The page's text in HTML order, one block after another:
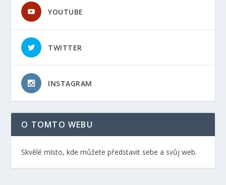
YOUTUBE
TWITTER
INSTAGRAM
O TOMTO WEBU
Skvělé místo, kde můžete představit sebe a svůj web.